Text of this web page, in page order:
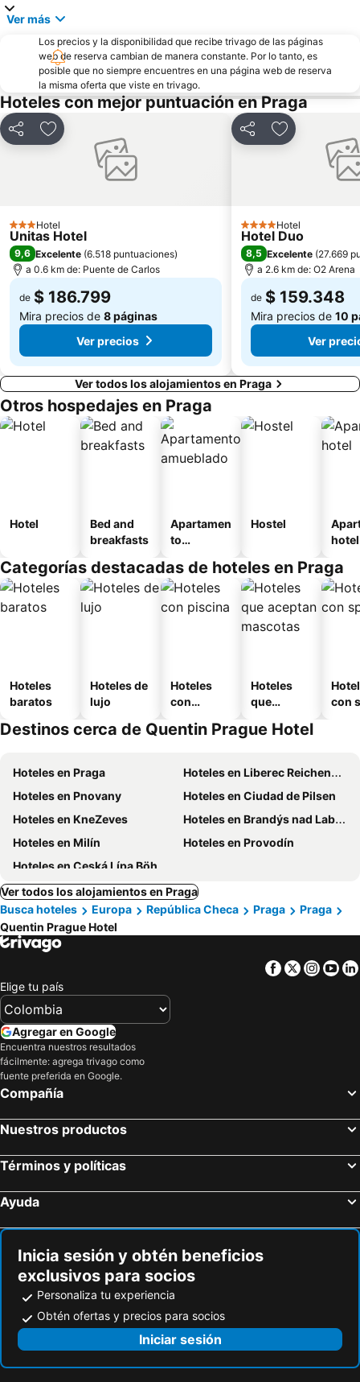
Ver más
Los precios y la disponibilidad que recibe trivago de las páginas
web de reserva cambian de manera constante. Por lo tanto, es
posible que no siempre encuentres en una página web de reserva
la misma oferta que viste en trivago.
Hoteles con mejor puntuación en Praga
CompartirAgregar a favoritos
3 Estrellas
Hotel
Unitas Hotel
9,6 Excelente (6.518 puntuaciones)
a 0.6 km de: Puente de Carlos
de $ 186.799
Mira precios de 8 páginas
Ver precios
CompartirAgregar a
4 Estrellas
Hotel
Hotel Duo
8,5 Excelente (27.669
a 2.6 km de: O2 Arena
de $ 159.348
Mira precios de 10
Ver
Ver todos los alojamientos en Praga
Otros hospedajes en Praga
Hotel
Bed and
breakfasts
Apartamen
to
o
Hostel
hotel
Categorías destacadas de hoteles en Praga
Hoteles
baratos
Hoteles de
lujo
Hoteles
con
Hoteles
que
mascotas
con
Destinos cerca de Quentin Prague Hotel
Hoteles en Praga
Hoteles en Liberec Reichenberg
Hoteles en Pnovany
Hoteles en Ciudad de Pilsen
Hoteles en KneZeves
Hoteles en Brandýs nad Labem-Stará Boleslav
Hoteles en Milín
Hoteles en Provodín
Hoteles en Ceská Lípa Böhmisch Leipa
Ver todos los alojamientos en Praga
Busca hoteles
Europa República Checa Praga
Praga
Quentin Prague Hotel
Facebook
Twitter
Elige tu país
Agregar en Google
Encuentra nuestros resultados
fácilmente: agrega trivago como
fuente preferida en Google.
Compañía
Nuestros productos
Términos y políticas
Ayuda
Inicia sesión y obtén beneficios
exclusivos para socios
Personaliza tu experiencia
Obtén ofertas y precios para socios
Iniciar sesión